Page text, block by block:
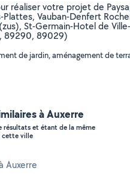
réaliser votre projet de
Vauban-Denfert
St-Germain-Hotel de
89290, 89029)
de jardin, aménagement de
à Auxerre
résultats et étant de la même
cette ville
Auxerre